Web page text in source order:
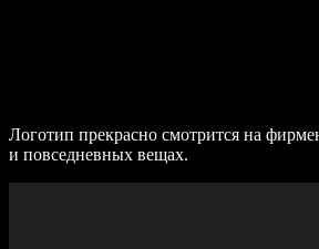
Логотип прекрасно смотрится на
и повседневных вещах.